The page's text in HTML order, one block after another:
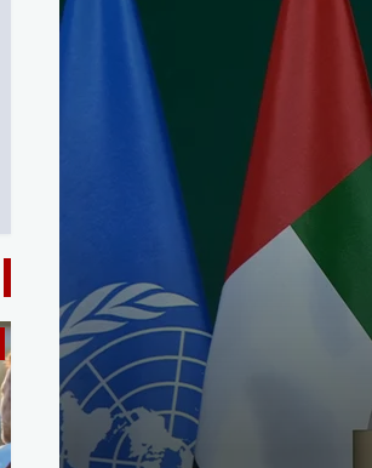
seconds
Volume